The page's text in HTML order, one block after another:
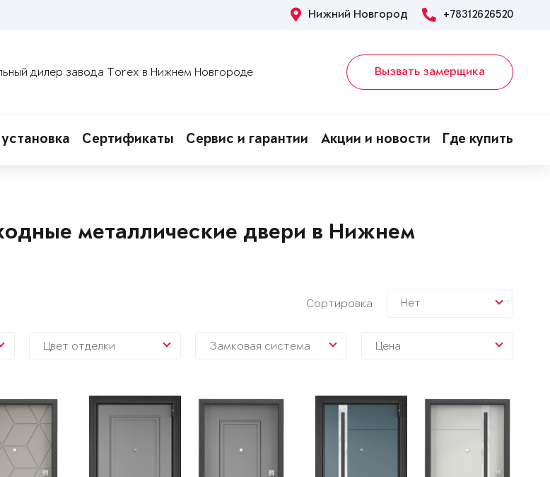
Нижний Новгород +78312626520
дилер завода Torex в Нижнем Новгороде Вызвать замерщика
Сертификаты Сервис и гарантии Акции и новости Где купить
металлические двери в Нижнем
Сортировка Нет
Цвет отделки Замковая система Цена